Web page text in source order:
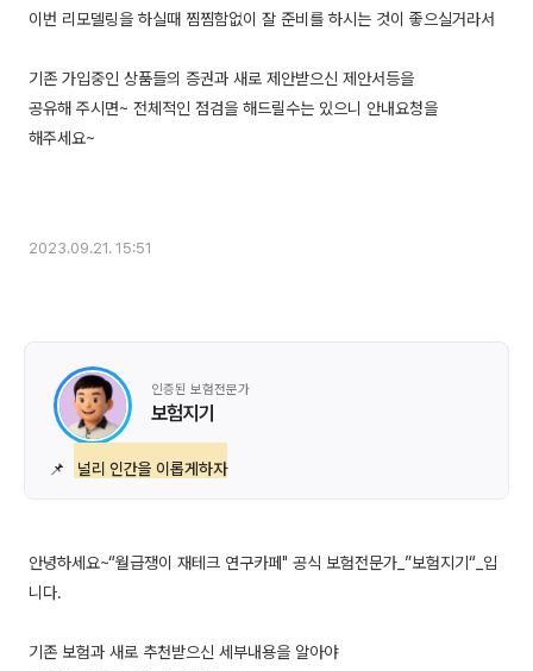
이번 리모델링을 하실때 찜찜함없이 잘 준비를 하시는 것이 좋으실거라서
기존 가입중인 상품들의 증권과 새로 제안받으신 제안서등을
공유해 주시면~ 전체적인 점검을 해드릴수는 있으니 안내요청을
해주세요~
2023.09.21. 15:51
인증된 보험전문가
보험지기
📌 널리 인간을 이롭게하자
안녕하세요~“월급쟁이 재테크 연구카페" 공식 보험전문가_”보험지기“_입
니다.
기존 보험과 새로 추천받으신 세부내용을 알아야